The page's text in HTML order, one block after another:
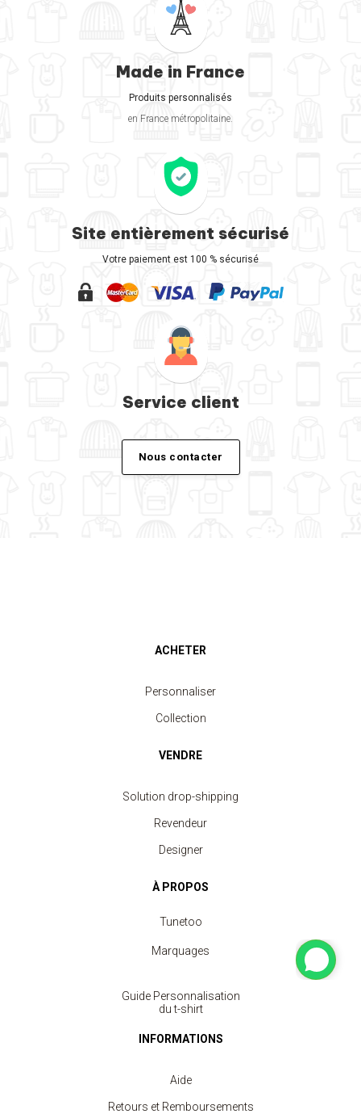
Made in France
Produits personnalisés
en France métropolitaine.
Site entièrement sécurisé
Votre paiement est 100 % sécurisé
Service client
Nous contacter
ACHETER
Personnaliser
Collection
VENDRE
Solution drop-shipping
Revendeur
Designer
À PROPOS
Tunetoo
Marquages
Guide Personnalisation
du t-shirt
INFORMATIONS
Aide
Retours et Remboursements